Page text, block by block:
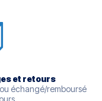
et retours
échangé/remboursé